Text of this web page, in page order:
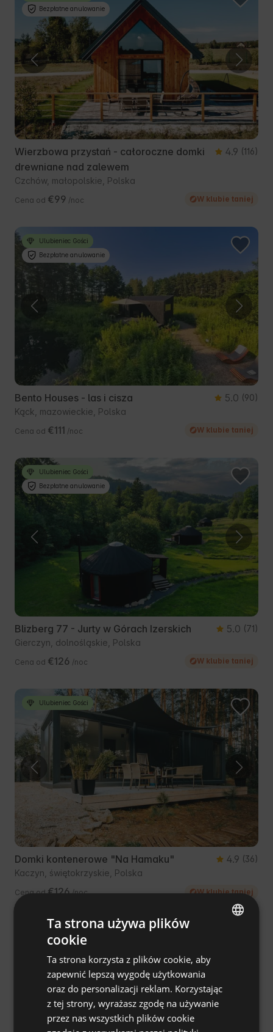
Bezpłatne anulowanie
Wierzbowa przystań - całoroczne domki
drewniane nad zalewem
4.9 (116)
Czchów, małopolskie, Polska
Cena od €99 /noc W klubie taniej
Ulubieniec Gości
Bezpłatne anulowanie
Bento Houses - las i cisza 5.0 (90)
Kąck, mazowieckie, Polska
Cena od €111 /noc W klubie taniej
Ulubieniec Gości
Bezpłatne anulowanie
Blizberg 77 - Jurty w Górach Izerskich 5.0 (71)
Gierczyn, dolnośląskie, Polska
Cena od €126 /noc W klubie taniej
Ulubieniec Gości
Domki kontenerowe "Na Hamaku" 4.9 (36)
Kaczyn, świętokrzyskie, Polska
Cena od€126/noc W klubie taniej
Ulubieniec Gości
SPANISH
GERMAN
Ta strona używa plików
cookie
Ta strona korzysta z plików cookie, aby
zapewnić lepszą wygodę użytkowania
oraz do personalizacji reklam. Korzystając
z tej strony, wyrażasz zgodę na używanie
przez nas wszystkich plików cookie